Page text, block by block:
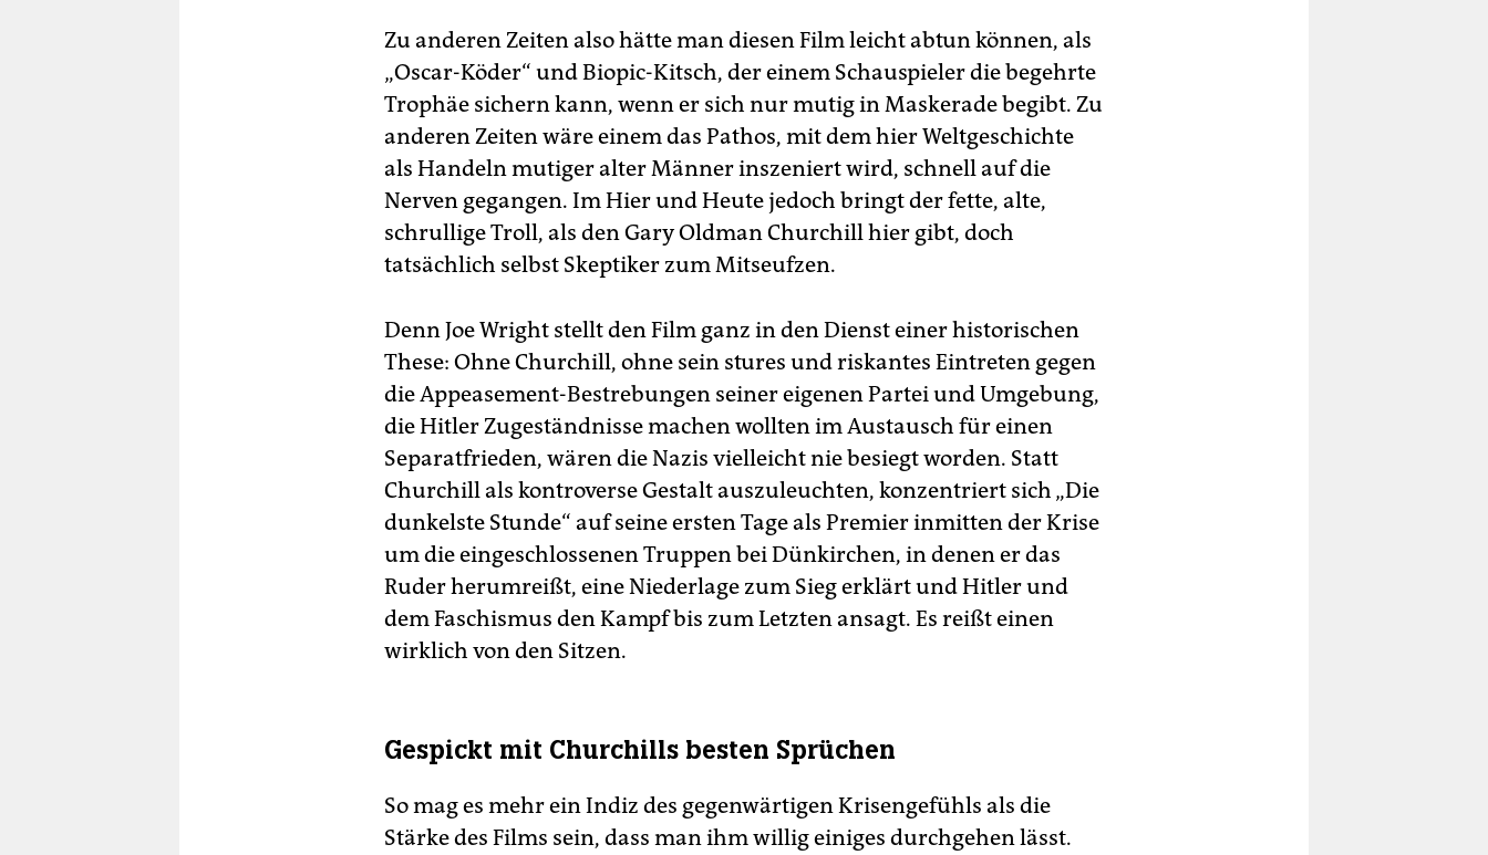
Zu anderen Zeiten also hätte man diesen Film leicht abtun können, als
„Oscar-Köder“ und Biopic-Kitsch, der einem Schauspieler die begehrte
Trophäe sichern kann, wenn er sich nur mutig in Maskerade begibt. Zu
anderen Zeiten wäre einem das Pathos, mit dem hier Weltgeschichte
als Handeln mutiger alter Männer inszeniert wird, schnell auf die
Nerven gegangen. Im Hier und Heute jedoch bringt der fette, alte,
schrullige Troll, als den Gary Oldman Churchill hier gibt, doch
tatsächlich selbst Skeptiker zum Mitseufzen.
Denn Joe Wright stellt den Film ganz in den Dienst einer historischen
These: Ohne Churchill, ohne sein stures und riskantes Eintreten gegen
die Appeasement-Bestrebungen seiner eigenen Partei und Umgebung,
die Hitler Zugeständnisse machen wollten im Austausch für einen
Separatfrieden, wären die Nazis vielleicht nie besiegt worden. Statt
Churchill als kontroverse Gestalt auszuleuchten, konzentriert sich „Die
dunkelste Stunde“ auf seine ersten Tage als Premier inmitten der Krise
um die eingeschlossenen Truppen bei Dünkirchen, in denen er das
Ruder herumreißt, eine Niederlage zum Sieg erklärt und Hitler und
dem Faschismus den Kampf bis zum Letzten ansagt. Es reißt einen
wirklich von den Sitzen.
Gespickt mit Churchills besten Sprüchen
So mag es mehr ein Indiz des gegenwärtigen Krisengefühls als die
Stärke des Films sein, dass man ihm willig einiges durchgehen lässt.